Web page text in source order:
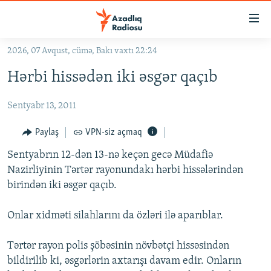
Əsas
qayıt
naviqasiyaya
Axtarışa
keç
KORRUPSIOMETR
#ƏSLINDƏ
FƏRQƏ BAX
QANUNI DOĞRU
MULTIMEDIA
FOTOQALEREYA
RADIO ARXIV
OXU ZALI
HAQQIMIZDA
2026, 07 Avqust, cümə, Bakı vaxtı 22:24
Hərbi hissədən iki əsgər qaçıb
Sentyabr 13, 2011
Paylaş VPN-siz açmaq
Sentyabrın 12-dən 13-nə keçən gecə Müdafiə
Nazirliyinin Tərtər rayonundakı hərbi hissələrindən
birindən iki əsgər qaçıb.
Onlar xidməti silahlarını da özləri ilə aparıblar.
Tərtər rayon polis şöbəsinin növbətçi hissəsindən
bildirilib ki, əsgərlərin axtarışı davam edir. Onların